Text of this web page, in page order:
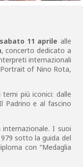
sabato 11 aprile alle
, concerto dedicato a
internazionali
of Nino Rota,
più iconici: dalle
Padrino e al fascino
internazionale. I suoi
sotto la guida del
con “Medaglia